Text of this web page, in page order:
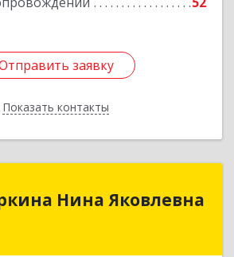
заявку
Показать контакты
заявку
Назад
Нина Яковлевна
обл, Медногорск г,